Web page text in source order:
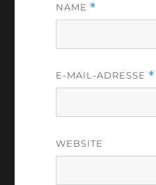
NAME *
E-MAIL-ADRESSE *
WEBSITE